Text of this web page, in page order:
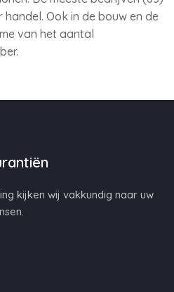
Ook in de bouw en de
van het aantal
kijken wij vakkundig naar uw